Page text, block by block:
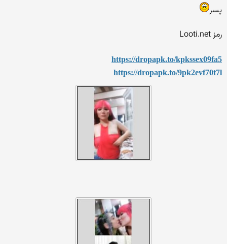
پسر
رمز Looti.net
https://dropapk.to/kpkssex09fa5
https://dropapk.to/9pk2evf70t7l